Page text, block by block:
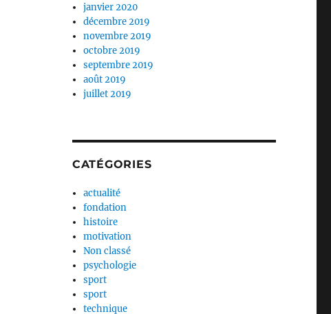
janvier 2020
décembre 2019
novembre 2019
octobre 2019
septembre 2019
août 2019
juillet 2019
CATÉGORIES
actualité
fondation
histoire
motivation
Non classé
psychologie
sport
sport
technique